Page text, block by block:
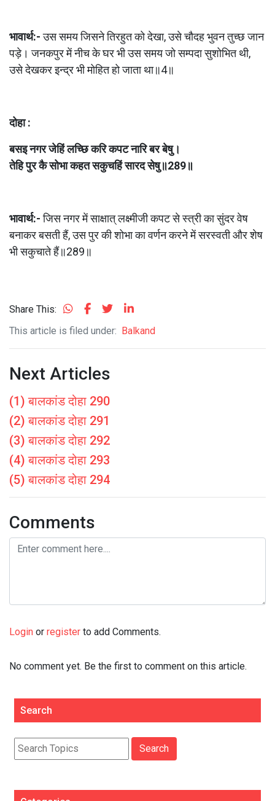
भावार्थ:- उस समय जिसने तिरहुत को देखा, उसे चौदह भुवन तुच्छ जान
पड़े। जनकपुर में नीच के घर भी उस समय जो सम्पदा सुशोभित थी,
उसे देखकर इन्द्र भी मोहित हो जाता था॥4॥
दोहा :
बसइ नगर जेहिं लच्छि करि कपट नारि बर बेषु।
तेहि पुर कै सोभा कहत सकुचहिं सारद सेषु॥289॥
भावार्थ:- जिस नगर में साक्षात्‌ लक्ष्मीजी कपट से स्त्री का सुंदर वेष
बनाकर बसती हैं, उस पुर की शोभा का वर्णन करने में सरस्वती और शेष
भी सकुचाते हैं॥289॥
Share This:
This article is filed under: Balkand
Next Articles
(1) बालकांड दोहा 290
(2) बालकांड दोहा 291
(3) बालकांड दोहा 292
(4) बालकांड दोहा 293
(5) बालकांड दोहा 294
Comments
Login or register to add Comments.
No comment yet. Be the first to comment on this article.
Search